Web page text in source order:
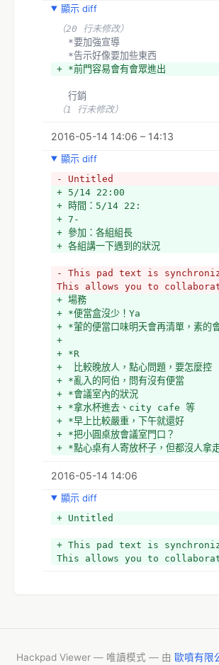
顯示 diff
（20 行未修改）
  *要加強宣導
  *告示好像要加些東西
+ *前門容易會有會眾進出
  行銷
（1 行未修改）
2016-05-14 14:06 – 14:13
顯示 diff
- Untitled
+ 5/14 22:00
+ 時間：5/14 22:
+ 7-
+ 參加：各組組長
+ 各組講一下遇到的狀況
- This pad text is
This allows you to
+ 場務
+ *便當盒沒少！Ya
+ *葷的便當口味明天會再清單，素的
+
+ *R
+  比較晚放人，點心問題，要怎麼控
+ *亂入的阿伯，問有沒有便當
+ *會議室內的狀況
+ *拿水杯進去、city cafe 等
+ *早上比較嚴重，下午就還好
+ *把小圓桌放會議室門口？
+ *點心桌有人寄放杯子，但都沒人
+ *沒有門神的狀況
+ *告示好像要加些東西
+
+ *34%
2016-05-14 14:06
顯示 diff
+ Untitled
+ This pad text is
This allows you to
Hackpad Viewer — 唯讀模式 — 由 歐噴有限